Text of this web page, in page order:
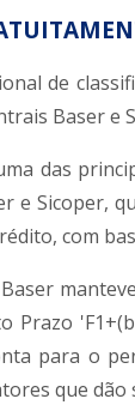
de
Baser e
das
e Sicoper,
com
Prazo
para o
que dão